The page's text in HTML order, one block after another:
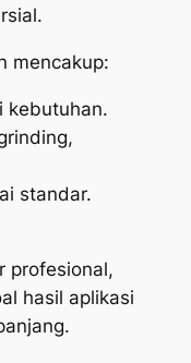
mencakup:
kebutuhan.
standar.
profesional,
hasil aplikasi